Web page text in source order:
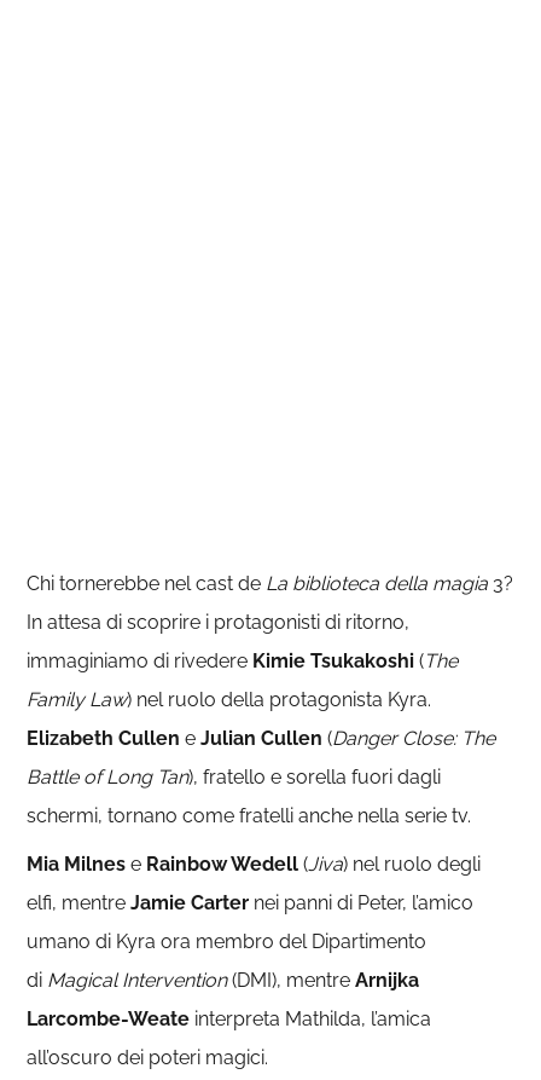
Chi tornerebbe nel cast de La biblioteca della magia 3?
In attesa di scoprire i protagonisti di ritorno,
immaginiamo di rivedere Kimie Tsukakoshi (The
Family Law) nel ruolo della protagonista Kyra.
Elizabeth Cullen eJulian Cullen (Danger Close: The
Battle of Long Tan), fratello e sorella fuori dagli
schermi, tornano come fratelli anche nella serie tv.
Mia Milnes e Rainbow Wedell (Jiva) nel ruolo degli
elfi, mentreJamie Carter nei panni di Peter, l’amico
umano di Kyra ora membro del Dipartimento
di Magical Intervention(DMI), mentreArnijka
Larcombe-Weate interpreta Mathilda, l’amica
all’oscuro dei poteri magici.